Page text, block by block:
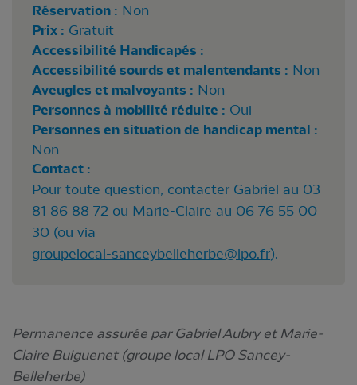
Réservation : Non
Prix : Gratuit
Accessibilité Handicapés :
Accessibilité sourds et malentendants : Non
Aveugles et malvoyants : Non
Personnes à mobilité réduite : Oui
Personnes en situation de handicap mental :
Non
Contact :
Pour toute question, contacter Gabriel au 03
81 86 88 72 ou Marie-Claire au 06 76 55 00
30 (ou via
groupelocal-sanceybelleherbe@lpo.fr).
Permanence assurée par Gabriel Aubry et Marie-
Claire Buiguenet (groupe local LPO Sancey-
Belleherbe)